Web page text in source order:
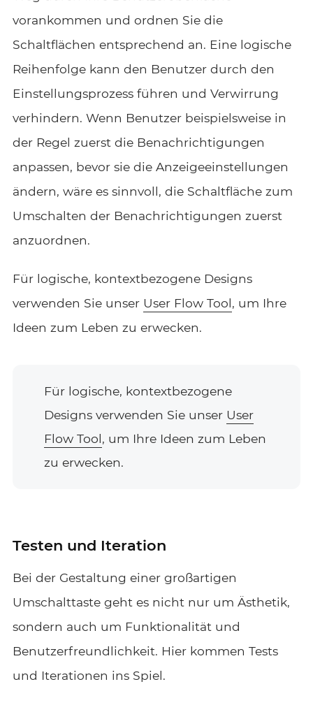
vorankommen und ordnen Sie die
Schaltflächen entsprechend an. Eine logische
Reihenfolge kann den Benutzer durch den
Einstellungsprozess führen und Verwirrung
verhindern. Wenn Benutzer beispielsweise in
der Regel zuerst die Benachrichtigungen
anpassen, bevor sie die Anzeigeeinstellungen
ändern, wäre es sinnvoll, die Schaltfläche zum
Umschalten der Benachrichtigungen zuerst
anzuordnen.
Für logische, kontextbezogene Designs
verwenden Sie unser User Flow Tool, um Ihre
Ideen zum Leben zu erwecken.
Für logische, kontextbezogene
Designs verwenden Sie unser User
Flow Tool, um Ihre Ideen zum Leben
zu erwecken.
Testen und Iteration
Bei der Gestaltung einer großartigen
Umschalttaste geht es nicht nur um Ästhetik,
sondern auch um Funktionalität und
Benutzerfreundlichkeit. Hier kommen Tests
und Iterationen ins Spiel.